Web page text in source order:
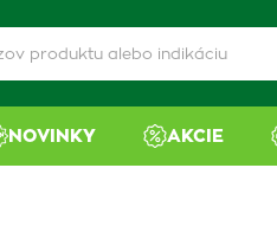
NOVINKY AKCIE